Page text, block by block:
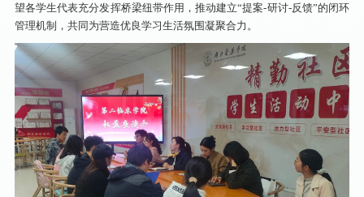
望各学生代表充分发挥桥梁纽带作用，推动建立“提案-研讨-反馈”的闭环
管理机制，共同为营造优良学习生活氛围凝聚合力。